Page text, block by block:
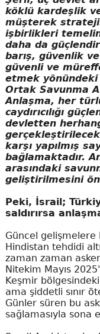
köklü kardeşlik
müşterek
işbirlikleri
daha da
barış, güvenlik
güvenli ve
etmek
Ortak Savunma
Anlaşma, her
caydırıcılığı
devletten
gerçekleştirilecek
karşı yapılmış
bağlamaktadır.
arasındaki
geliştirilmesini
Peki, İsrail;
saldırırsa
Güncel gelişmelere
Hindistan tehdidi
zaman zaman
Nitekim Mayıs
Keşmir
ama şiddetli sınır
Günler süren bu
sağlamasıyla sona